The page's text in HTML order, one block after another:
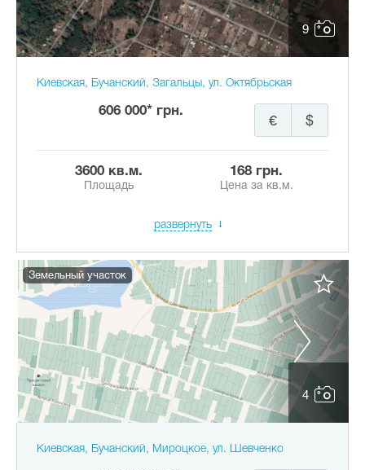
9
Киевская, Бучанский, Загальцы, ул. Октябрьская
606 000* грн.
$
€
3600 кв.м.
Площадь
168 грн.
Цена за кв.м.
развернуть
4
Земельный участок
Киевская, Бучанский, Мироцкое, ул. Шевченко